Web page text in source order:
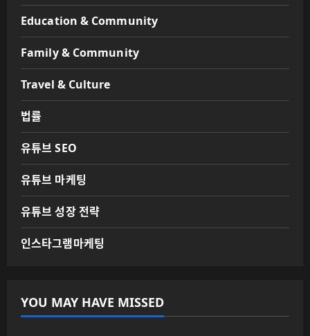
Education & Community
Family & Community
Travel & Culture
법률
유튜브 SEO
유튜브 마케팅
유튜브 성장 전략
인스타그램마케팅
YOU MAY HAVE MISSED